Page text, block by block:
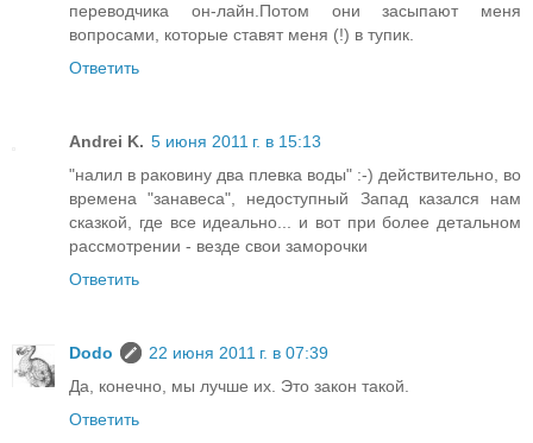
переводчика он-лайн.Потом они засыпают меня
вопросами, которые ставят меня (!) в тупик.
Ответить
Andrei K. 5 июня 2011 г. в 15:13
"налил в раковину два плевка воды" :-) действительно, во
времена "занавеса", недоступный Запад казался нам
сказкой, где все идеально... и вот при более детальном
рассмотрении - везде свои заморочки
Ответить
Dodo
22 июня 2011 г. в 07:39
Да, конечно, мы лучше их. Это закон такой.
Ответить